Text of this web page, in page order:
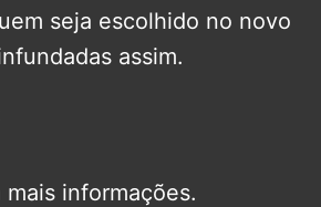
seja escolhido no novo
assim.
mais informações.